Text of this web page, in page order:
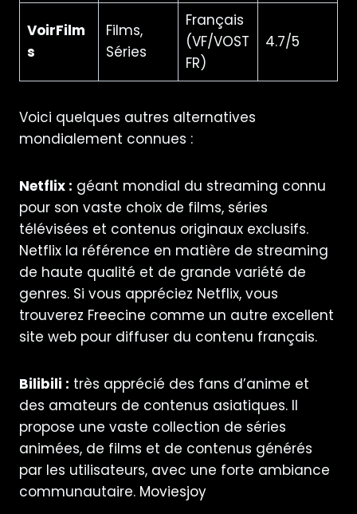
VoirFilm
s
Films,
Séries
Français
(VF/VOST
FR)
4.7/5
Voici quelques autres alternatives
mondialement connues :
Netflix : géant mondial du streaming connu
pour son vaste choix de films, séries
télévisées et contenus originaux exclusifs.
Netflix la référence en matière de streaming
de haute qualité et de grande variété de
genres. Si vous appréciez Netflix, vous
trouverez Freecine comme un autre excellent
site web pour diffuser du contenu français.
Bilibili : très apprécié des fans d’anime et
des amateurs de contenus asiatiques. Il
propose une vaste collection de séries
animées, de films et de contenus générés
par les utilisateurs, avec une forte ambiance
communautaire. Moviesjoy